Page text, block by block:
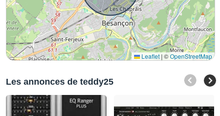
Leaflet | ©OpenStreetMap
Les annonces de teddy25